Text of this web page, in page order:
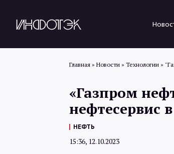
Главная » Новости » Технологии »
«Газпром
нефтесервис
НЕФТЬ
15:36, 12.10.2023